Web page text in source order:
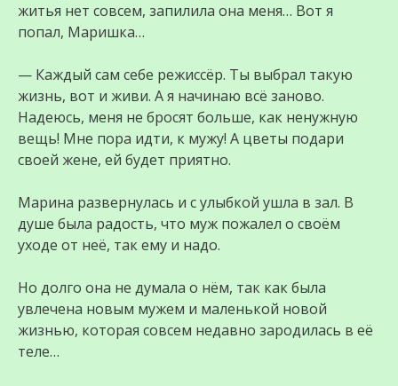
житья нет совсем, запилила она меня… Вот я
попал, Маришка…
— Каждый сам себе режиссёр. Ты выбрал такую
жизнь, вот и живи. А я начинаю всё заново.
Надеюсь, меня не бросят больше, как ненужную
вещь! Мне пора идти, к мужу! А цветы подари
своей жене, ей будет приятно.
Марина развернулась и с улыбкой ушла в зал. В
душе была радость, что муж пожалел о своём
уходе от неё, так ему и надо.
Но долго она не думала о нём, так как была
увлечена новым мужем и маленькой новой
жизнью, которая совсем недавно зародилась в её
теле…